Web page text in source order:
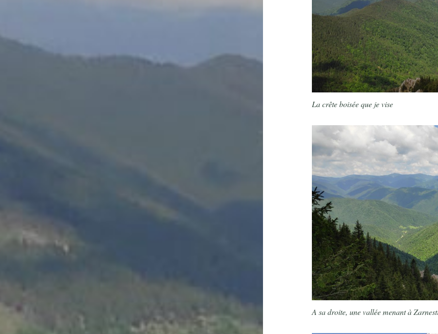
La crête boisée que je vise
A sa droite, une vallée menant à